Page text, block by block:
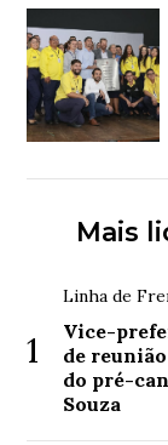
Mais
1
Linha de
Vice-
de
do pré-
Souza